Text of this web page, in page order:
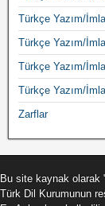
Türkçe Yazım/
Türkçe Yazım/
Türkçe Yazım/
Türkçe Yazım/
Zarflar
Bu site kaynak olarak
Türk Dil Kurumunun